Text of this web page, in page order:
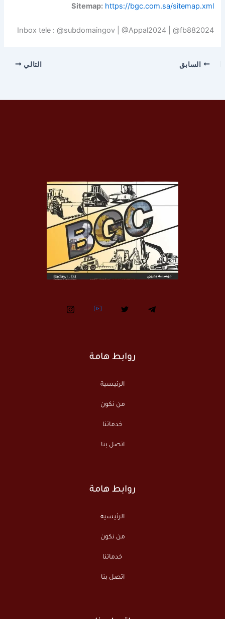
Sitemap: https://bgc.com.sa/sitemap.xml
Inbox tele : @subdomaingov | @Appal2024 | @fb882024
السابق التالي
روابط هامة
الرئيسية
من نكون
خدماتنا
اتصل بنا
روابط هامة
الرئيسية
من نكون
خدماتنا
اتصل بنا